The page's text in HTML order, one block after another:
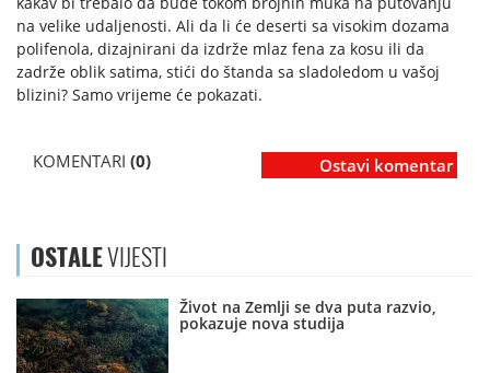
na velike udaljenosti. Ali da li će deserti sa visokim dozama
polifenola, dizajnirani da izdrže mlaz fena za kosu ili da
zadrže oblik satima, stići do štanda sa sladoledom u vašoj
blizini? Samo vrijeme će pokazati.
KOMENTARI (0) Ostavi komentar
OSTALEVIJESTI
Život na Zemlji se dva puta razvio,
pokazuje nova studija